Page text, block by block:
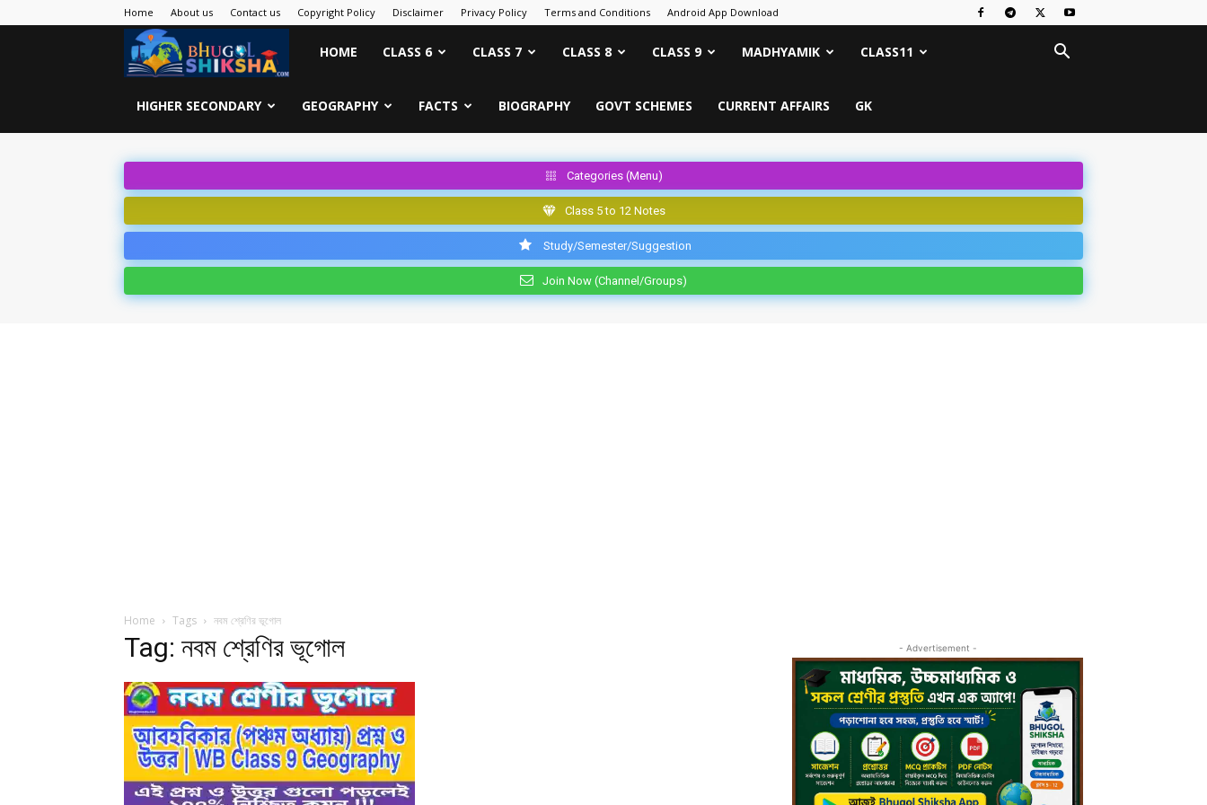
Home About us Contact us Copyright Policy Disclaimer Privacy Policy Terms and Conditions Android App Download
Bhugol
Shiksha
HOME CLASS 6 CLASS 7 CLASS 8 CLASS 9 MADHYAMIK CLASS11
HIGHER SECONDARY GEOGRAPHY FACTS BIOGRAPHY GOVT SCHEMES CURRENT AFFAIRS GK
Categories (Menu)
Class 5 to 12 Notes
Study/Semester/Suggestion
Join Now (Channel/Groups)
Home Tags নবম শ্রেণির ভূগোল
Tag: নবম শ্রেণির ভূগোল - Advertisement -